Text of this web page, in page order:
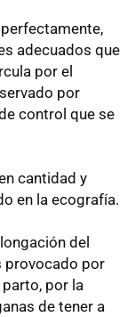
adecuados que
por el
por
control que se
cantidad y
en la ecografía.
del
provocado por
por la
de tener a